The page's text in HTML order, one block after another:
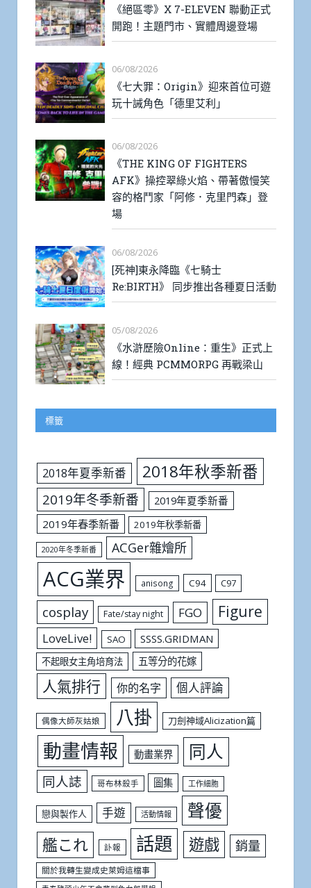
《絕區零》X 7-ELEVEN 聯動正式
開跑！主題門市、實體周邊登場
06/08/2026
《七大罪：Origin》迎來首位可遊
玩十誡角色「德里艾利」
06/08/2026
《THE KING OF FIGHTERS
AFK》操控翠綠火焰、帶著傲慢笑
容的格鬥家「阿修．克里門森」登
場
06/08/2026
[死神]東永降臨《七騎士
Re:BIRTH》 同步推出各種夏日活動
05/08/2026
《水滸歷險Online：重生》正式上
線！經典 PCMMORPG 再戰梁山
標籤
2018年夏季新番 2018年秋季新番
2019年冬季新番
2019年夏季新番
2019年春季新番
2019年秋季新番
2020年冬季新番 ACGer雜燴所
ACG業界 anisong C94 C97
cosplay Fate/stay night FGO Figure
LoveLive! SAO SSSS.GRIDMAN
不起眼女主角培育法 五等分的花嫁
人氣排行 你的名字 個人評論
偶像大師灰姑娘 八掛 刀劍神域Alicization篇
動畫情報 動畫業界 同人
同人誌 哥布林殺手 圖集 工作細胞
戀與製作人 手遊 活動情報 聲優
艦これ 訃報 話題 遊戲 銷量
關於我轉生變成史萊姆這檔事